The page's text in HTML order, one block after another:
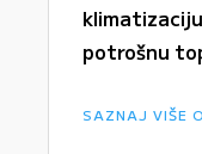
potrošnu
SAZNAJ VIŠE